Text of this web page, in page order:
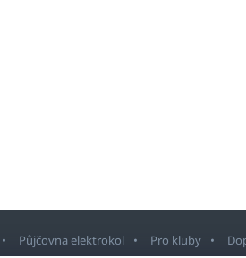
Půjčovna elektrokol Pro kluby